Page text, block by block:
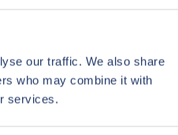
our traffic. We also share
who may combine it with
services.